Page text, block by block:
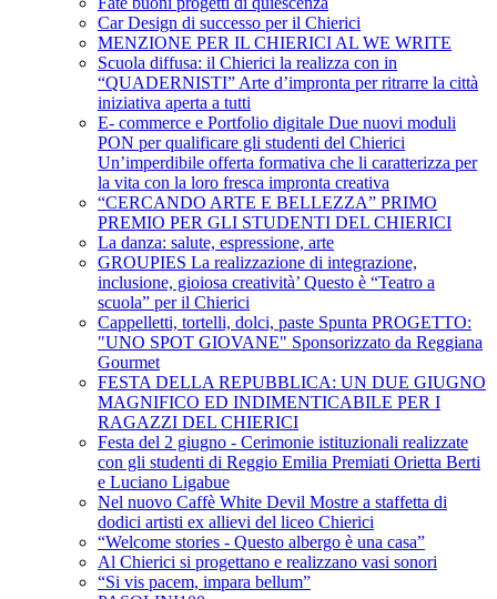
Car Design di successo per il Chierici
MENZIONE PER IL CHIERICI AL WE WRITE
Scuola diffusa: il Chierici la realizza con in
“QUADERNISTI” Arte d’impronta per ritrarre la città
iniziativa aperta a tutti
E- commerce e Portfolio digitale Due nuovi moduli
PON per qualificare gli studenti del Chierici
Un’imperdibile offerta formativa che li caratterizza per
la vita con la loro fresca impronta creativa
“CERCANDO ARTE E BELLEZZA” PRIMO
PREMIO PER GLI STUDENTI DEL CHIERICI
La danza: salute, espressione, arte
GROUPIES La realizzazione di integrazione,
inclusione, gioiosa creatività’ Questo è “Teatro a
scuola” per il Chierici
Cappelletti, tortelli, dolci, paste Spunta PROGETTO:
"UNO SPOT GIOVANE" Sponsorizzato da Reggiana
Gourmet
FESTA DELLA REPUBBLICA: UN DUE GIUGNO
MAGNIFICO ED INDIMENTICABILE PER I
RAGAZZI DEL CHIERICI
Festa del 2 giugno - Cerimonie istituzionali realizzate
con gli studenti di Reggio Emilia Premiati Orietta Berti
e Luciano Ligabue
Nel nuovo Caffè White Devil Mostre a staffetta di
dodici artisti ex allievi del liceo Chierici
“Welcome stories - Questo albergo è una casa”
Al Chierici si progettano e realizzano vasi sonori
“Si vis pacem, impara bellum”